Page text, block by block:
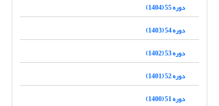
دوره 55 (1404)
دوره 54 (1403)
دوره 53 (1402)
دوره 52 (1401)
دوره 51 (1400)